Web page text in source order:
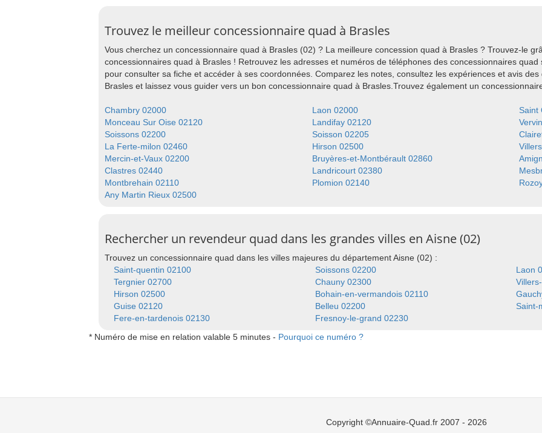
Trouvez le meilleur concessionnaire quad à Brasles
Vous cherchez un concessionnaire quad à Brasles (02) ? La meilleure concession quad à Brasles ? Trouvez-le
concessionnaires quad à Brasles ! Retrouvez les adresses et numéros de téléphones des concessionnaires
pour consulter sa fiche et accéder à ses coordonnées. Comparez les notes, consultez les expériences et avis
Brasles et laissez vous guider vers un bon concessionnaire quad à Brasles.Trouvez également un
Chambry 02000 Laon 02000
Saint
Monceau Sur Oise 02120
Landifay 02120
Soissons 02200
Soisson 02205
La Ferte-milon 02460
Hirson 02500
Mercin-et-Vaux 02200
Bruyères-et-Montbérault 02860
Clastres 02440
Landricourt 02380
Montbrehain 02110
Plomion 02140
Any Martin Rieux 02500
Rechercher un revendeur quad dans les grandes villes en Aisne (02)
Trouvez un concessionnaire quad dans les villes majeures du département Aisne (02) :
Saint-quentin 02100
Soissons 02200
Laon
Tergnier 02700
Chauny 02300
Hirson 02500
Bohain-en-vermandois 02110
Guise 02120
Belleu 02200
Saint-
Fere-en-tardenois 02130
Fresnoy-le-grand 02230
* Numéro de mise en relation valable 5 minutes - Pourquoi ce numéro ?
Copyright ©Annuaire-Quad.fr 2007 - 2026